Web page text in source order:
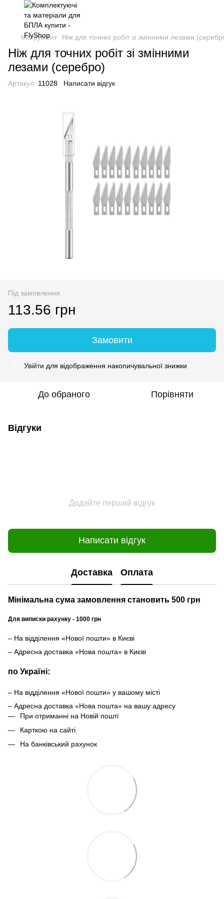
Інструмент Ніж для точних робіт зі змінними лезами
Ніж для точних робіт зі змінними
лезами (серебро)
Артикул: 11028 Написати відгук
Під замовлення
113.56 грн
Замовити
Увійти для відображення накопичувальної знижки
До обраного Порівняти
Відгуки
Додайте перший відгук
Написати відгук
Доставка Оплата
Мінімальна сума замовлення становить 500 грн
Для виписки рахунку - 1000 грн
– На відділення «Нової пошти» в Києві
– Адресна доставка «Нова пошта» в Києві
по Україні:
– На відділення «Нової пошти» у вашому місті
– Адресна доставка «Нова пошта» на вашу адресу
При отриманні на Новій пошті
Карткою на сайті
На банківський рахунок